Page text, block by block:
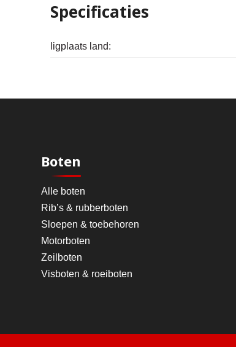
Specificaties
ligplaats land:
Boten
Alle boten
Rib’s & rubberboten
Sloepen & toebehoren
Motorboten
Zeilboten
Visboten & roeiboten